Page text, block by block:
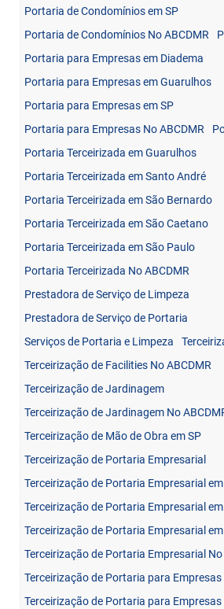
Portaria de Condomínios em SP
Portaria de Condomínios No ABCDMR
Portaria para Empresas em Diadema
Portaria para Empresas em Guarulhos
Portaria para Empresas em SP
Portaria para Empresas No ABCDMR
Portaria Terceirizada em Guarulhos
Portaria Terceirizada em Santo André
Portaria Terceirizada em São Bernardo
Portaria Terceirizada em São Caetano
Portaria Terceirizada em São Paulo
Portaria Terceirizada No ABCDMR
Prestadora de Serviço de Limpeza
Prestadora de Serviço de Portaria
Serviços de Portaria e Limpeza
Terceirização de Facilities No ABCDMR
Terceirização de Jardinagem
Terceirização de Jardinagem No
Terceirização de Mão de Obra em SP
Terceirização de Portaria Empresarial
Terceirização de Portaria Empresarial
Terceirização de Portaria Empresarial
Terceirização de Portaria Empresarial
Terceirização de Portaria Empresarial No
Terceirização de Portaria para Empresas
Terceirização de Portaria para